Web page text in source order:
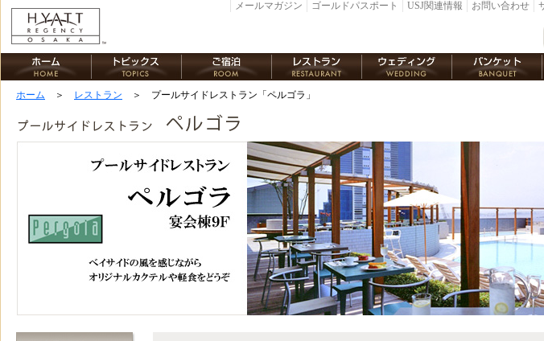
お問い合わせ
USJ関連情報
ゴールドパスポート
メールマガジン
ホーム ＞ レストラン ＞ プールサイドレストラン「ペルゴラ」